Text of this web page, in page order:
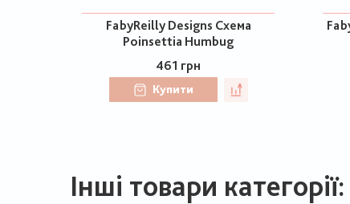
FabyReilly Designs Схема
Poinsettia Humbug
461 грн
Купити
Інші товари категорії: